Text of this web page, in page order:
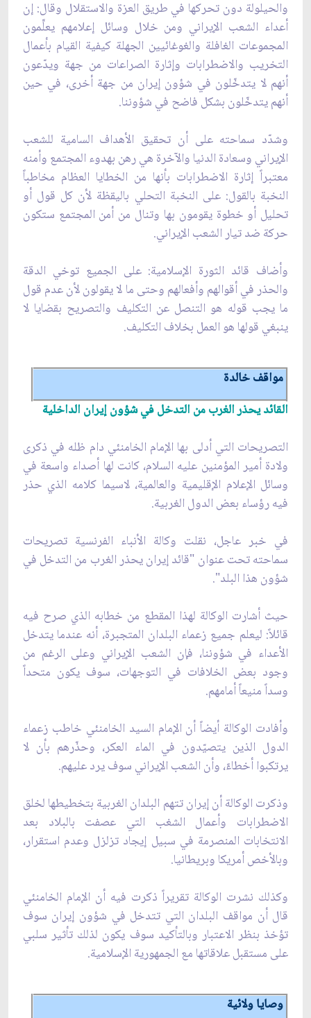
والحيلولة دون تحركها في طريق العزة والاستقلال وقال: إن
أعداء الشعب الإيراني ومن خلال وسائل إعلامهم يعلِّمون
المجموعات الغافلة والغوغائيين الجهلة كيفية القيام بأعمال
التخريب والاضطرابات وإثارة الصراعات من جهة ويدّعون
أنهم لا يتدخّلون في شؤون إيران من جهة أخرى، في حين
أنهم يتدخّلون بشكل فاضح في شؤوننا.
وشدّد سماحته على أن تحقيق الأهداف السامية للشعب
الإيراني وسعادة الدنيا والآخرة هي رهن بهدوء المجتمع وأمنه
معتبراً إثارة الاضطرابات بأنها من الخطايا العظام مخاطباً
النخبة بالقول: على النخبة التحلي باليقظة لأن كل قول أو
تحليل أو خطوة يقومون بها وتنال من أمن المجتمع ستكون
حركة ضد تيار الشعب الإيراني.
وأضاف قائد الثورة الإسلامية: على الجميع توخي الدقة
والحذر في أقوالهم وأفعالهم وحتى ما لا يقولون لأن عدم قول
ما يجب قوله هو التنصل عن التكليف والتصريح بقضايا لا
ينبغي قولها هو العمل بخلاف التكليف.
مواقف خالدة
القائد يحذر الغرب من التدخل في شؤون إيران الداخلية
التصريحات التي أدلى بها الإمام الخامنئي دام ظله في ذكرى
ولادة أمير المؤمنين عليه السلام، كانت لها أصداء واسعة في
وسائل الإعلام الإقليمية والعالمية، لاسيما كلامه الذي حذر
فيه رؤساء بعض الدول الغربية.
في خبر عاجل، نقلت وكالة الأنباء الفرنسية تصريحات
سماحته تحت عنوان "قائد إيران يحذر الغرب من التدخل في
شؤون هذا البلد".
حيث أشارت الوكالة لهذا المقطع من خطابه الذي صرح فيه
قائلاً: ليعلم جميع زعماء البلدان المتجبرة، أنه عندما يتدخل
الأعداء في شؤوننا، فإن الشعب الإيراني وعلى الرغم من
وجود بعض الخلافات في التوجهات، سوف يكون متحداً
وسداً منيعاً أمامهم.
وأفادت الوكالة أيضاً أن الإمام السيد الخامنئي خاطب زعماء
الدول الذين يتصيّدون في الماء العكر، وحذّرهم بأن لا
يرتكبوا أخطاءً، وأن الشعب الإيراني سوف يرد عليهم.
وذكرت الوكالة أن إيران تتهم البلدان الغربية بتخطيطها لخلق
الاضطرابات وأعمال الشغب التي عصفت بالبلاد بعد
الانتخابات المنصرمة في سبيل إيجاد تزلزل وعدم استقرار،
وبالأخص أمريكا وبريطانيا.
وكذلك نشرت الوكالة تقريراً ذكرت فيه أن الإمام الخامنئي
قال أن مواقف البلدان التي تتدخل في شؤون إيران سوف
تؤخذ بنظر الاعتبار وبالتأكيد سوف يكون لذلك تأثير سلبي
على مستقبل علاقاتها مع الجمهورية الإسلامية.
وصايا ولائية